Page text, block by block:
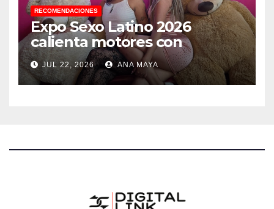
RECOMENDACIONES
Expo Sexo Latino 2026
calienta motores con
conferencia de prensa y
anuncia actividades para
todos los gustos
JUL 22, 2026 ANA MAYA